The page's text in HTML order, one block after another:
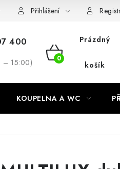
Přihlášení
400
– 15:00)
NÁKUPNÍ
Prázdný
košík
KOUPELNA A WC